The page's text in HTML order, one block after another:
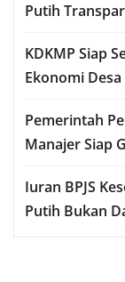
Putih
KDKMP Siap
Ekonomi Desa
Pemerintah
Manajer Siap
Iuran BPJS
Putih Bukan